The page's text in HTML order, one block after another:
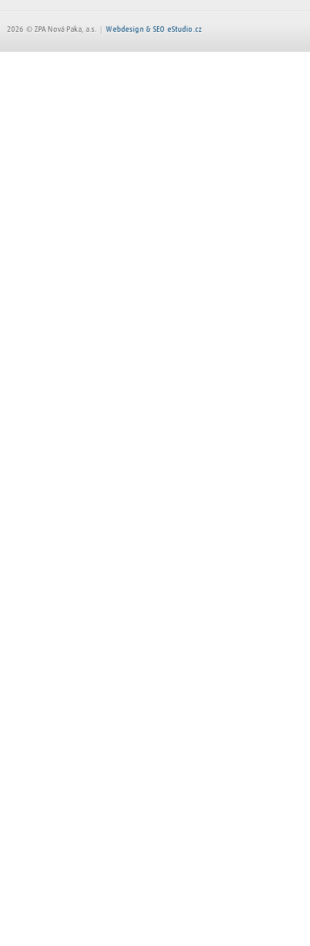
2026 © ZPA Nová Paka, a.s. Webdesign & SEO eStudio.cz